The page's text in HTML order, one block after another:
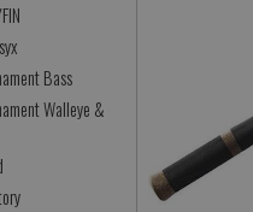
Bass
Walleye &